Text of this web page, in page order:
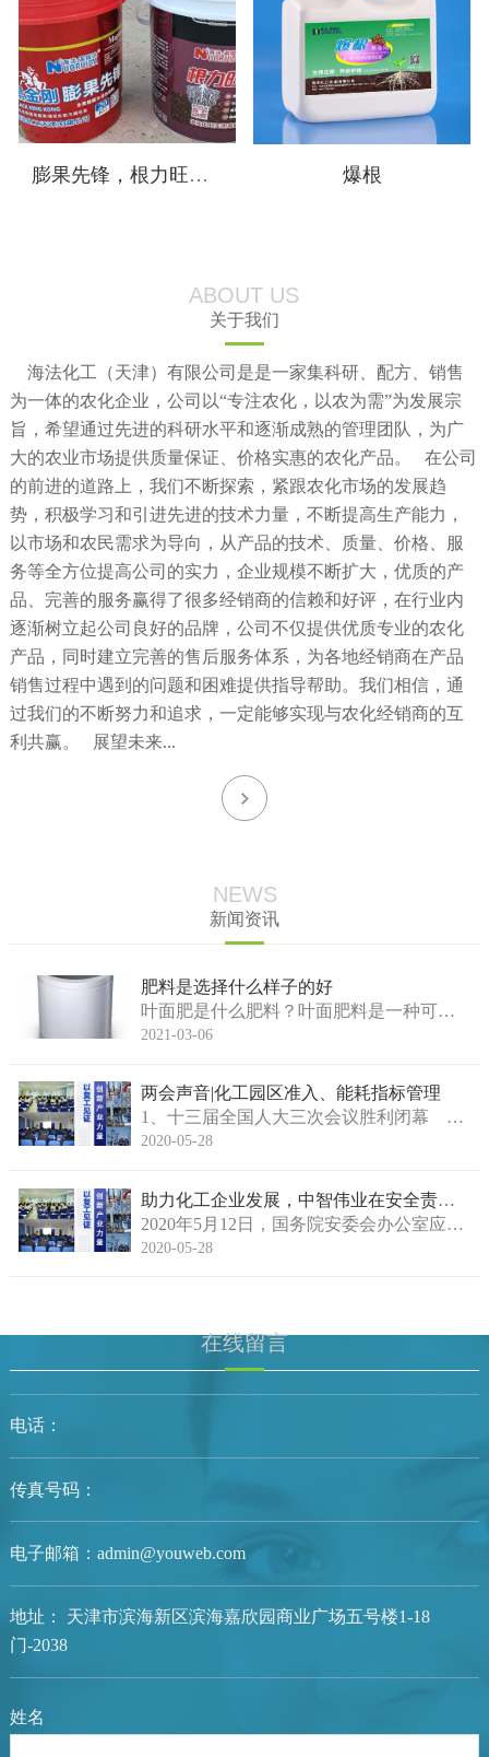
膨果先锋，根力旺，葡萄专用，柑橘专用 爆根
ABOUT US
关于我们
海法化工（天津）有限公司是是一家集科研、配方、销售
为一体的农化企业，公司以“专注农化，以农为需”为发展宗
旨，希望通过先进的科研水平和逐渐成熟的管理团队，为广
大的农业市场提供质量保证、价格实惠的农化产品。 在公司
的前进的道路上，我们不断探索，紧跟农化市场的发展趋
势，积极学习和引进先进的技术力量，不断提高生产能力，
以市场和农民需求为导向，从产品的技术、质量、价格、服
务等全方位提高公司的实力，企业规模不断扩大，优质的产
品、完善的服务赢得了很多经销商的信赖和好评，在行业内
逐渐树立起公司良好的品牌，公司不仅提供优质专业的农化
产品，同时建立完善的售后服务体系，为各地经销商在产品
销售过程中遇到的问题和困难提供指导帮助。我们相信，通
过我们的不断努力和追求，一定能够实现与农化经销商的互
利共赢。 展望未来...
NEWS
新闻资讯
肥料是选择什么样子的好
叶面肥是什么肥料？叶面肥料是一种可以直接喷洒在叶面，供叶面吸收的一种肥料不过什么样子的作物使用叶面肥效果可以达到最好呢？叶面肥喷洒到叶面上，叶面吸收营养之后开始循环到作物的茎，由茎循环到完整的植物体上所以说，叶面肥可以在叶片肥大的作物上，他...
2021-03-06
两会声音|化工园区准入、能耗指标管理
1、十三届全国人大三次会议胜利闭幕 第十三届全国人大第三次会议28日下午在人民大会堂举行闭幕会，习近平等党和国家领导人出席，全国人大常委会委员长栗战书发表讲话。闭幕会上，表决通过了关于政府工作报告的决议;通过了《中华人民共和国民法典》;通...
2020-05-28
助力化工企业发展，中智伟业在安全责任中阔
2020年5月12日，国务院安委会办公室应急管理部下发了关于《开展2020年全国“安全生产月”和 “安全生产万里行”活动》的通知。同时，今年也是安全生产专项整治三年行动元年，“从根本上消除事故隐患，有效遏制重特大事故发生”是每个化工企业必须...
2020-05-28
在线留言
电话：
传真号码：
电子邮箱：admin@youweb.com
地址： 天津市滨海新区滨海嘉欣园商业广场五号楼1-18
门-2038
姓名